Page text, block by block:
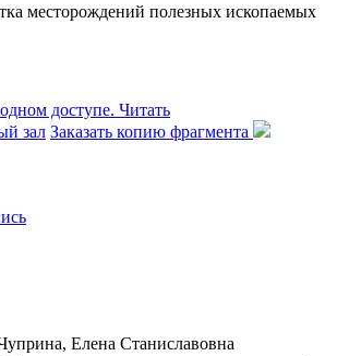
месторождений полезных ископаемых
Читать
зал Заказать копию фрагмента
Елена Станиславовна